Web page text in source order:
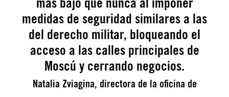
medidas de seguridad similares a las
del derecho militar, bloqueando el
acceso a las calles principales de
Moscú y cerrando negocios.
Natalia Zviagina, directora de la oficina de